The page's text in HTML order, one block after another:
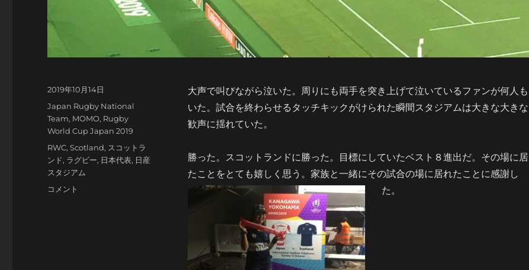
大声で叫びながら泣いた。周りにも両手を突き上げて泣いているファンが何人も
いた。試合を終わらせるタッチキックがけられた瞬間スタジアムは大きな大きな
歓声に揺れていた。
勝った。スコットランドに勝った。目標にしていたベスト８進出だ。その場に居
たことをとても嬉しく思う。家族と一緒にその試合の場に居れたことに感謝し
た。
投
2019年10月14日
カ
テ
ゴ
Japan Rugby National
Team, MOMO, Rugby
World Cup Japan 2019
タ
グ
RWC,Scotland, スコットラ
ンド, ラグビー, 日本代表, 日産
スタジアム
勝
コメント